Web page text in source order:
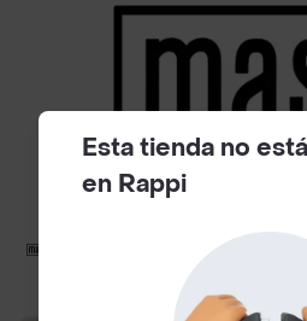
$ 4000
Esta tienda no
en Rappi